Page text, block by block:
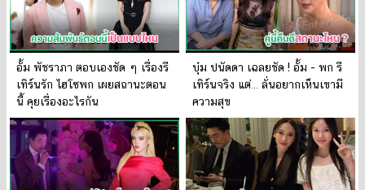
อั้ม พัชราภา ตอบเองชัด ๆ เรื่องรี
เทิร์นรัก ไฮโซพก เผยสถานะตอน
นี้ คุยเรื่องอะไรกัน
บุ๋ม ปนัดดา เฉลยชัด ! อั้ม - พก รี
เทิร์นจริง แต่… ลั่นอยากเห็นเขามี
ความสุข